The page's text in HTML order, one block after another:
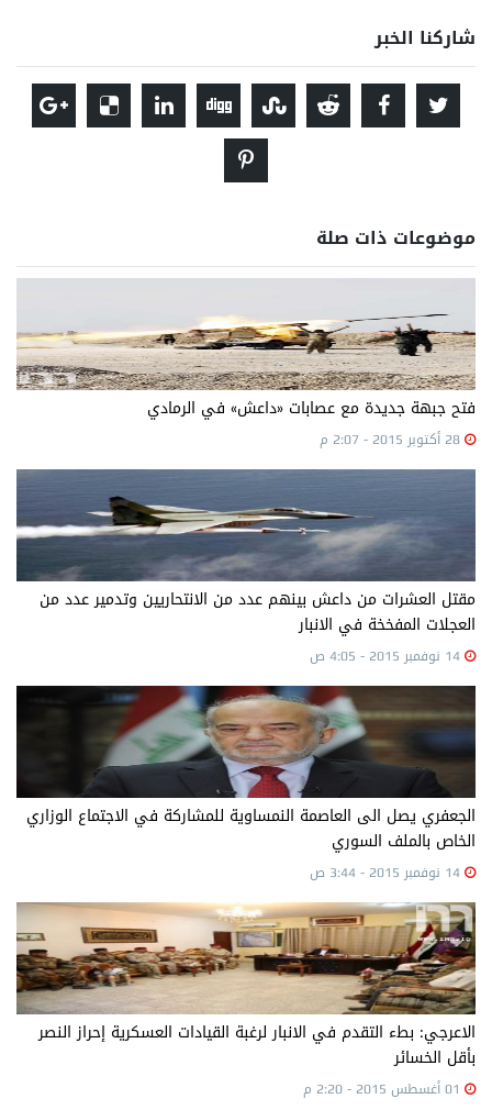
شاركنا الخبر
موضوعات ذات صلة
فتح جبهة جديدة مع عصابات «داعش» في الرمادي
مقتل العشرات من داعش بينهم عدد من الانتحاريين وتدمير عدد من
العجلات المفخخة في الانبار
الجعفري يصل الى العاصمة النمساوية للمشاركة في الاجتماع الوزاري
الخاص بالملف السوري
الاعرجي: بطء التقدم في الانبار لرغبة القيادات العسكرية إحراز النصر
بأقل الخسائر